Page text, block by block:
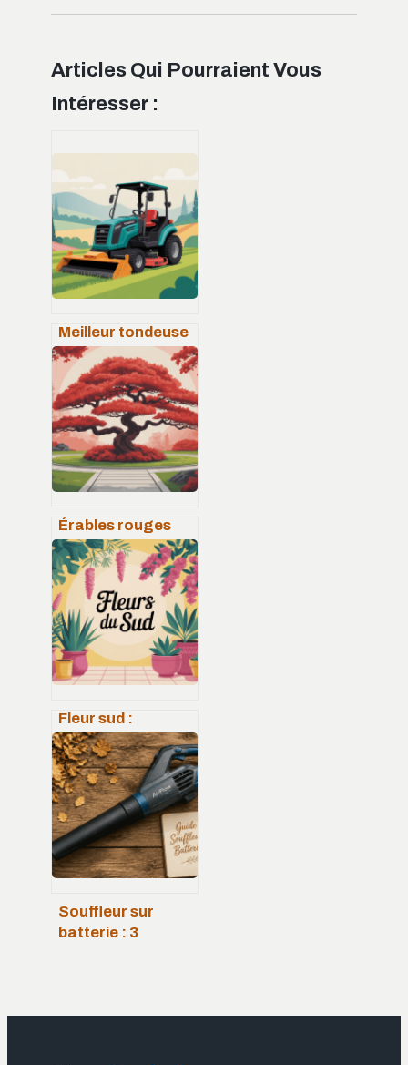
Articles Qui Pourraient Vous
Intéresser :
Meilleur tondeuse
tracteur :
comparatif,
conseils et erreurs
à éviter
Érables rouges
japonais :
variétés,
plantation et
soins pour un
jardin d’exception
Fleur sud :
inspirations,
significations et
idées déco
naturelles
Souffleur sur
batterie : 3
feuilles mortes